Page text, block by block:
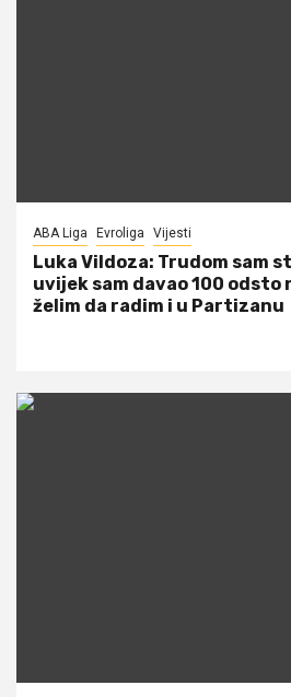
ABA Liga Evroliga Vijesti
Luka Vildoza: Trudom sam
uvijek sam davao 100 odsto
želim da radim i u Partizanu